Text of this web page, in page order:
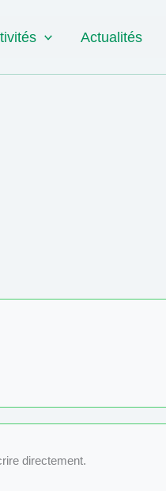
Actualités
directement.